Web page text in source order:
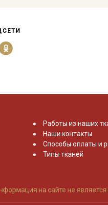
Работы из наших
Наши контакты
Способы оплаты и
Типы тканей
на сайте не